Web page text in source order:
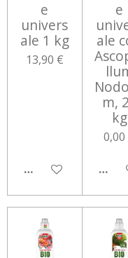
e
univers
ale 1 kg
13,90 €
AGGIUNGI AL
e
ale
m,
kg
0,00